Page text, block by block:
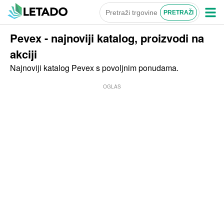
Pevex - najnoviji katalog, proizvodi na
akciji
Najnoviji katalog Pevex s povoljnim ponudama.
OGLAS